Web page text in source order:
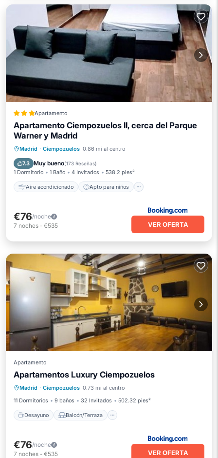
Apartamento
Apartamento Ciempozuelos II, cerca del Parque
Warner y Madrid
Madrid · Ciempozuelos 0.86 mi al centro
7.3 Muy bueno(173 Reseñas)
1 Dormitorio 1 Baño 4 Invitados 538.2 pies²
Aire acondicionado Apto para niños
Aire acondicionado
Seguridad/Protección
Servicios para huéspedes
€76/noche
7 noches - €535 VER OFERTA
Apartamento
Apartamentos Luxury Ciempozuelos
Madrid · Ciempozuelos 0.73 mi al centro
11 Dormitorios
9 baños 32 Invitados 502.32 pies²
Desayuno Balcón/Terraza
Desayuno
Balcón/Terraza
Aire acondicionado
Internet
€76/noche
7 noches - €535 VER OFERTA